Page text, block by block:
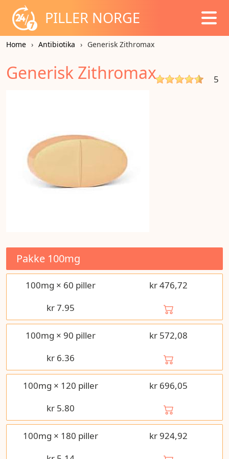
PILLER NORGE
Home Antibiotika Generisk Zithromax
Generisk Zithromax 5
Pakke 100mg
100mg × 60 piller
kr 476,72
kr7.95
100mg × 90 piller
kr 572,08
kr 6.36
100mg × 120 piller
kr 696,05
kr 5.80
100mg × 180 piller
kr 924,92